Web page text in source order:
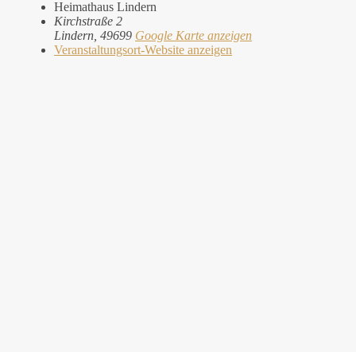
Heimathaus Lindern
Kirchstraße 2
Lindern 49699 Google Karte anzeigen
Veranstaltungsort-Website anzeigen